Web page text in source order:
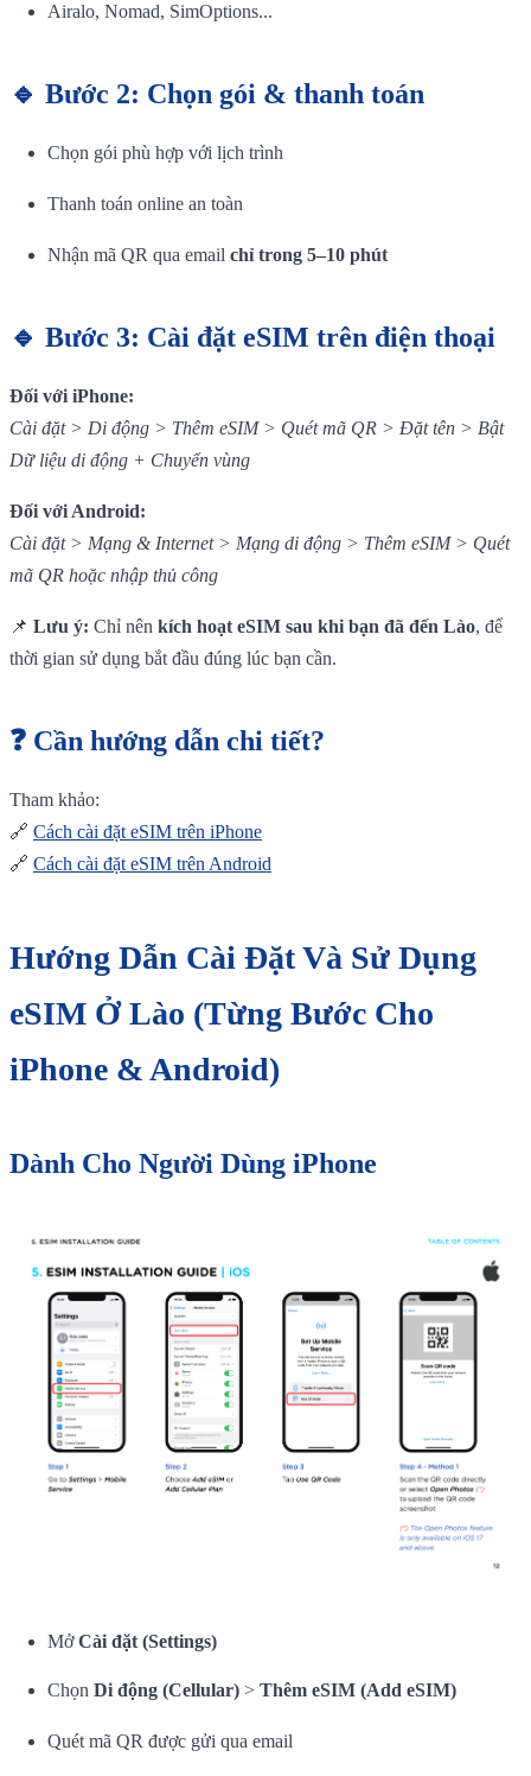
Airalo, Nomad, SimOptions...
🔹 Bước 2: Chọn gói & thanh toán
Chọn gói phù hợp với lịch trình
Thanh toán online an toàn
Nhận mã QR qua email chỉ trong 5–10 phút
🔹 Bước 3: Cài đặt eSIM trên điện thoại
Đối với iPhone:
Cài đặt > Di động > Thêm eSIM > Quét mã QR > Đặt tên > Bật
Dữ liệu di động + Chuyển vùng
Đối với Android:
Cài đặt > Mạng & Internet > Mạng di động > Thêm eSIM > Quét
mã QR hoặc nhập thủ công
📌 Lưu ý: Chỉ nên kích hoạt eSIM sau khi bạn đã đến Lào, để
thời gian sử dụng bắt đầu đúng lúc bạn cần.
❓ Cần hướng dẫn chi tiết?
Tham khảo:
🔗 Cách cài đặt eSIM trên iPhone
🔗 Cách cài đặt eSIM trên Android
Hướng Dẫn Cài Đặt Và Sử Dụng
eSIM Ở Lào (Từng Bước Cho
iPhone & Android)
Dành Cho Người Dùng iPhone
MởCài đặt (Settings)
Chọn Di động (Cellular) > Thêm eSIM (Add eSIM)
Quét mã QR được gửi qua email